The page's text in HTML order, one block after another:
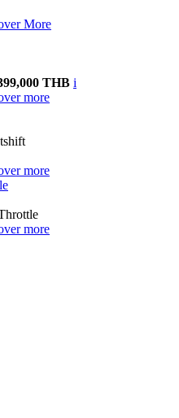
More
THB i
more
more
more